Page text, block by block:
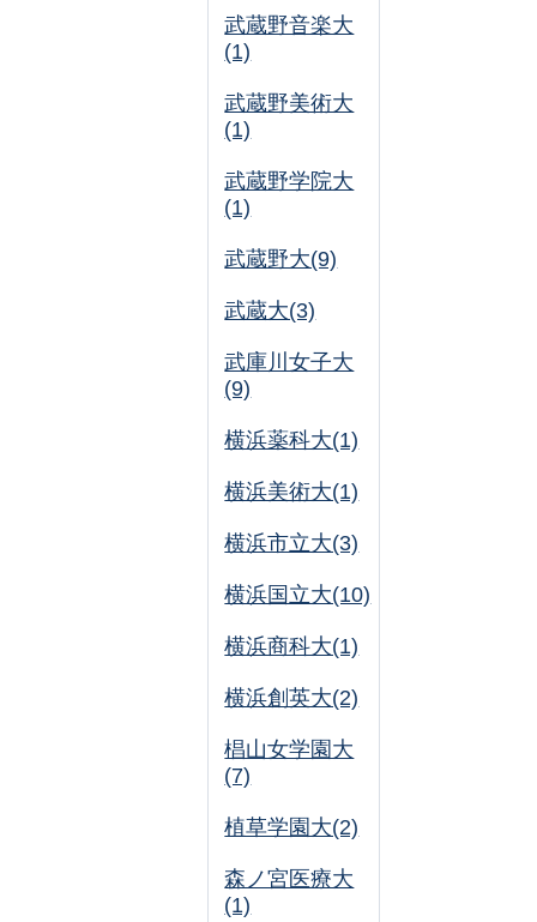
武蔵野音楽大
(1)
武蔵野美術大
(1)
武蔵野学院大
(1)
武蔵野大(9)
武蔵大(3)
武庫川女子大
(9)
横浜薬科大(1)
横浜美術大(1)
横浜市立大(3)
横浜国立大(10)
横浜商科大(1)
横浜創英大(2)
椙山女学園大
(7)
植草学園大(2)
森ノ宮医療大
(1)